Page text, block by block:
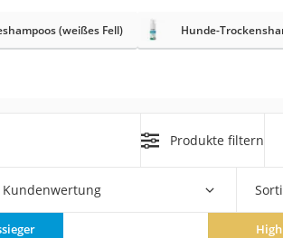
(weißes Fell) Hunde-
Produkte filtern
Kundenwertung